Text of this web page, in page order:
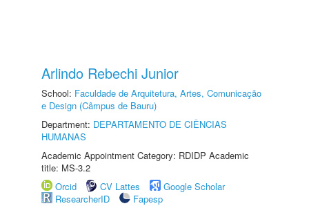
Arlindo Rebechi Junior
School: Faculdade de Arquitetura, Artes, Comunicação
e Design (Câmpus de Bauru)
Department: DEPARTAMENTO DE CIÊNCIAS
HUMANAS
Academic Appointment Category: RDIDP Academic
title: MS-3.2
Orcid
CV Lattes
Google Scholar
ResearcherID
Fapesp